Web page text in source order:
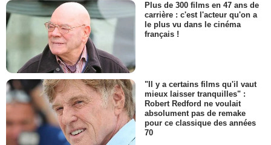
Plus de 300 films en 47 ans de
carrière : c'est l'acteur qu'on a
le plus vu dans le cinéma
français !
"Il y a certains films qu'il vaut
mieux laisser tranquilles" :
Robert Redford ne voulait
absolument pas de remake
pour ce classique des années
70